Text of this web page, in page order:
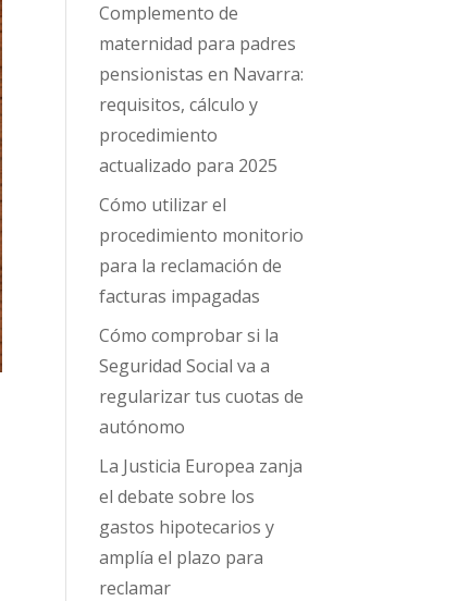
Complemento de
maternidad para padres
pensionistas en Navarra:
requisitos, cálculo y
procedimiento
actualizado para 2025
Cómo utilizar el
procedimiento monitorio
para la reclamación de
facturas impagadas
Cómo comprobar si la
Seguridad Social va a
regularizar tus cuotas de
autónomo
La Justicia Europea zanja
el debate sobre los
gastos hipotecarios y
amplía el plazo para
reclamar